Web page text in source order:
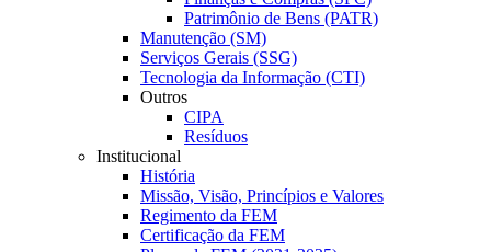
Patrimônio de Bens (PATR)
Manutenção (SM)
Serviços Gerais (SSG)
Tecnologia da Informação (CTI)
Outros
CIPA
Resíduos
Institucional
História
Missão, Visão, Princípios e Valores
Regimento da FEM
Certificação da FEM